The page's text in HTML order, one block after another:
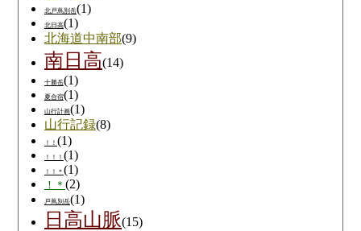
北戸蔦別岳(1)
北日高(1)
北海道中南部(9)
南日高(14)
十勝岳(1)
夏合宿(1)
山行計画(1)
山行記録(8)
！！ (1)
！！！ (1)
！！＊ (1)
！＊ (2)
戸蔦別岳(1)
日高山脈(15)